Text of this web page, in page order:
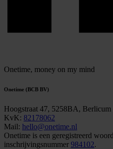
Onetime, money on my mind
Onetime (BCB BV)
Hoogstraat 47, 5258BA,
KvK: 82178062
Mail: hello@onetime.nl
Onetime is een geregistreerd
inschrijvingsnummer 984102.